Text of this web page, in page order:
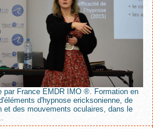
par France EMDR IMO ®. Formation en
d'hypnose ericksonienne, de
et des mouvements oculaires, dans le